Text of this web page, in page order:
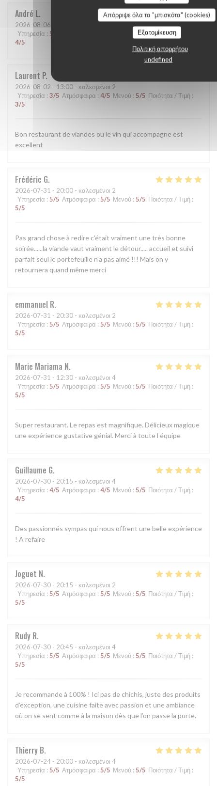
Απόρριψε όλα τα "μπισκότα" (cookies)
Εξατομίκευση
Πολιτική απορρήτου
undefined
André L
2026-08-06 - 12:30 - καλεσμένοι 3
Υπηρεσία : 5 5/5 Ποιότητα / Τιμή
4/5
Laurent P
2026-08-02 - 13:00 - καλεσμένοι 2
Υπηρεσία : 3/5 Ατμόσφαιρα : 4/5 Μενού : 5/5 Ποιότητα / Τιμή :
3/5
Bon restaurant de viandes ou le vin qui accompagne est
excellent
Frédéric G
2026-07-31 - 20:00 - καλεσμένοι 2
Υπηρεσία : 5/5 Ατμόσφαιρα : 5/5 Μενού : 5/5 Ποιότητα / Τιμή :
5/5
Pas grand chose à redire c'était vraiment une très bonne
soirée......la viande vaut vraiment le détour..... accueil et suivi
parfait seul le portefeuille n'a pas aimé !!! Mais on y
retournera quand même merci
emmanuel R
2026-07-31 - 20:30 - καλεσμένοι 2
Υπηρεσία : 5/5 Ατμόσφαιρα : 5/5 Μενού : 5/5 Ποιότητα / Τιμή :
5/5
Marie Mariama N
2026-07-31 - 12:30 - καλεσμένοι 4
Υπηρεσία : 5/5 Ατμόσφαιρα : 5/5 Μενού : 5/5 Ποιότητα / Τιμή :
5/5
Super restaurant. Le repas est magnifique. Délicieux magique
une expérience gustative génial. Merci à toute l équipe
Guillaume G
2026-07-30 - 20:15 - καλεσμένοι 4
Υπηρεσία : 4/5 Ατμόσφαιρα : 4/5 Μενού : 5/5 Ποιότητα / Τιμή :
4/5
Des passionnés sympas qui nous offrent une belle expérience
! A refaire
Joguet N
2026-07-30 - 20:15 - καλεσμένοι 2
Υπηρεσία : 5/5 Ατμόσφαιρα : 5/5 Μενού : 5/5 Ποιότητα / Τιμή :
5/5
Rudy R
2026-07-30 - 20:45 - καλεσμένοι 4
Υπηρεσία : 5/5 Ατμόσφαιρα : 5/5 Μενού : 5/5 Ποιότητα / Τιμή :
5/5
Je recommande à 100% ! Ici pas de chichis, juste des produits
d’exception, une cuisine faite avec passion et une ambiance
où on se sent comme à la maison dès que l’on passe la porte.
Thierry B
2026-07-24 - 20:00 - καλεσμένοι 4
Υπηρεσία : 5/5 Ατμόσφαιρα : 5/5 Μενού : 5/5 Ποιότητα / Τιμή :
5/5